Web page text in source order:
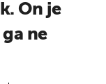
On je
ne